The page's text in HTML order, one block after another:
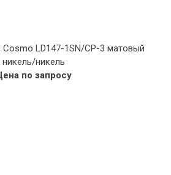
Cosmo LD147-1SN/CP-3 матовый
никель/никель
по запросу